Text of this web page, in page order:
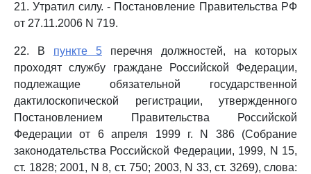
21. Утратил силу. - Постановление Правительства РФ
от 27.11.2006 N 719.
22. В пункте 5 перечня должностей, на которых
проходят службу граждане Российской Федерации,
подлежащие обязательной государственной
дактилоскопической регистрации, утвержденного
Постановлением Правительства Российской
Федерации от 6 апреля 1999 г. N 386 (Собрание
законодательства Российской Федерации, 1999, N 15,
ст. 1828; 2001, N 8, ст. 750; 2003, N 33, ст. 3269), слова: